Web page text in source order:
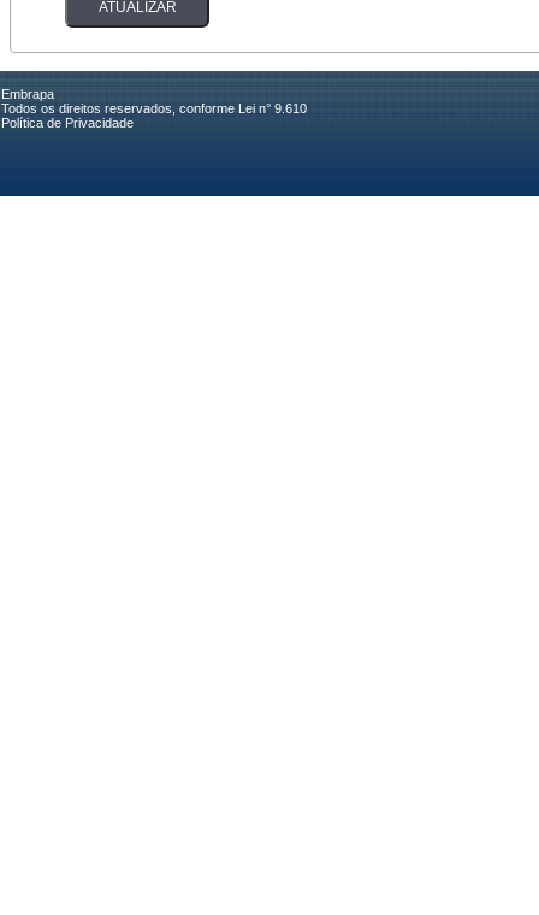
Embrapa
Todos os direitos reservados, conforme Lei n° 9.610
Política de Privacidade